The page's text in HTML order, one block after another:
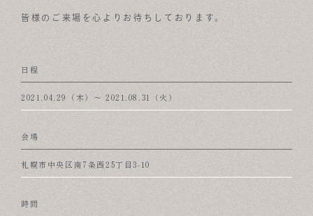
皆様のご来場を心よりお待ちしております。
日程
2021.04.29（木）〜 2021.08.31（火）
会場
札幌市中央区南7条西25丁目3-10
時間